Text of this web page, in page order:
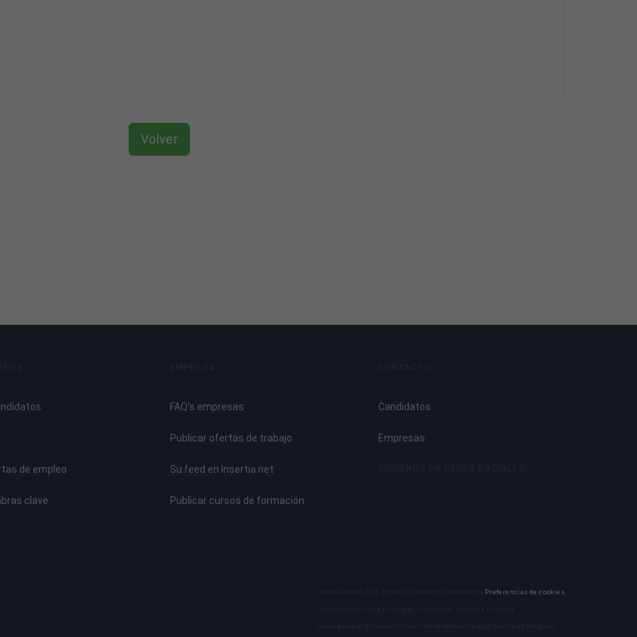
Volver
de empleo
clave
FAQ's empresas
Publicar ofertas de trabajo
Su feed en Insertia.net
Publicar cursos de formación
Candidatos
Empresas
Preferencias de cookies